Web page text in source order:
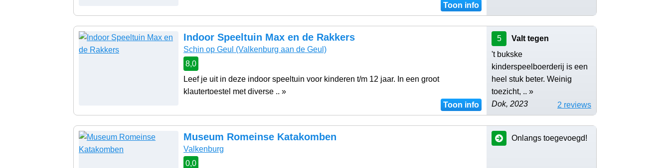
Toon info
Indoor Speeltuin Max en de Rakkers
Schin op Geul (Valkenburg aan de Geul)
8,0
Leef je uit in deze indoor speeltuin voor kinderen t/m 12 jaar. In een groot
klautertoestel met diverse .. »
Toon info
5
Valt tegen
't bukske
kinderspeelboerderij is een
heel stuk beter. Weinig
toezicht, .. »
Dok, 2023
2 reviews
Museum Romeinse Katakomben
Valkenburg
0,0
Onlangs toegevoegd!